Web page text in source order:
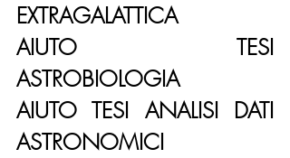
EXTRAGALATTICA
AIUTO TESI
ASTROBIOLOGIA
AIUTO TESI ANALISI DATI
ASTRONOMICI